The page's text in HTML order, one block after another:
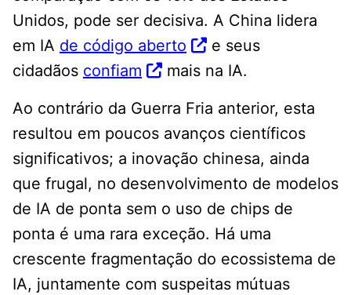
Unidos, pode ser decisiva. A China lidera
em IA de código aberto
e seus
cidadãos confiam
mais na IA.
Ao contrário da Guerra Fria anterior, esta
resultou em poucos avanços científicos
significativos; a inovação chinesa, ainda
que frugal, no desenvolvimento de modelos
de IA de ponta sem o uso de chips de
ponta é uma rara exceção. Há uma
crescente fragmentação do ecossistema de
IA, juntamente com suspeitas mútuas